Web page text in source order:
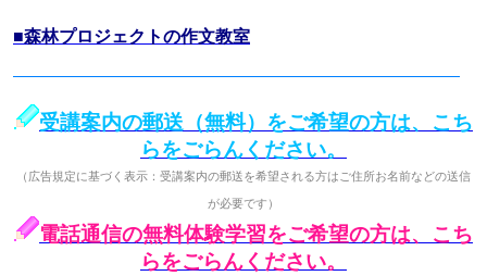
■森林プロジェクトの作文教室
受講案内の郵送（無料）をご希望の方は、こち
らをごらんください。
（広告規定に基づく表示：受講案内の郵送を希望される方はご住所お名前などの送信
が必要です）
電話通信の無料体験学習をご希望の方は、こち
らをごらんください。